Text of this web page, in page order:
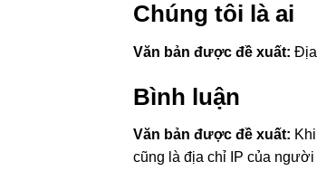
Chúng tôi là ai
Văn bản được đề xuất: Địa
Bình luận
Văn bản được đề xuất:
cũng là địa chỉ IP của